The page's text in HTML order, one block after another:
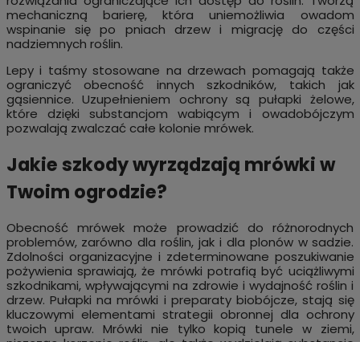
mechaniczną barierę, która uniemożliwia owadom
wspinanie się po pniach drzew i migrację do części
nadziemnych roślin.
Lepy i taśmy stosowane na drzewach pomagają także
ograniczyć obecność innych szkodników, takich jak
gąsiennice. Uzupełnieniem ochrony są pułapki żelowe,
które dzięki substancjom wabiącym i owadobójczym
pozwalają zwalczać całe kolonie mrówek.
Jakie szkody wyrządzają mrówki w
Twoim ogrodzie?
Obecność mrówek może prowadzić do różnorodnych
problemów, zarówno dla roślin, jak i dla plonów w sadzie.
Zdolności organizacyjne i zdeterminowane poszukiwanie
pożywienia sprawiają, że mrówki potrafią być uciążliwymi
szkodnikami, wpływającymi na zdrowie i wydajność roślin i
drzew. Pułapki na mrówki i preparaty biobójcze, stają się
kluczowymi elementami strategii obronnej dla ochrony
twoich upraw. Mrówki nie tylko kopią tunele w ziemi,